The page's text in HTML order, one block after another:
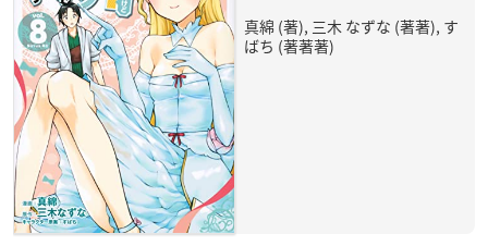
真綿 (著), 三木 なずな (著著), す
ばち (著著著)